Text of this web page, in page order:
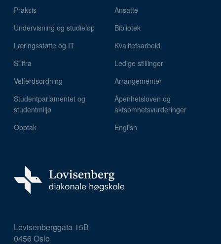
Praksis
Undervisning og studieløp
Læringsstøtte og IT
Si ifra
Velferdsordning
Studentparlamentet og
studentmiljø
Opptak
Ansatte
Bibliotek
Kvalitetsarbeid
Ledige stillinger
Arrangementer
Åpenhetsloven og
aktsomhetsvurderinger
English
Lovisenberggata 15B
0456 Oslo